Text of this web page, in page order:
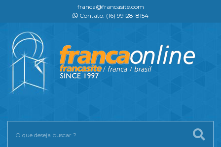
franca@francasite.com
Contato: (16) 99128-8154